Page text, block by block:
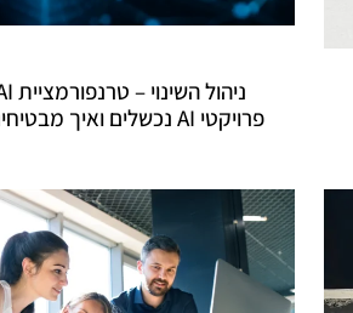
פרויקטי AI נכשלים ואיך מבטיחים הצלחה [מדריך]